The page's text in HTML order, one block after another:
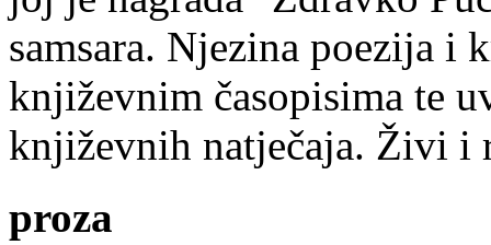
samsara. Njezina poezija i
književnim časopisima te
književnih natječaja. Živi i
proza